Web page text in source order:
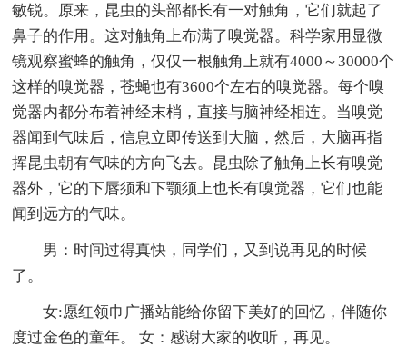
敏锐。原来，昆虫的头部都长有一对触角，它们就起了
鼻子的作用。这对触角上布满了嗅觉器。科学家用显微
镜观察蜜蜂的触角，仅仅一根触角上就有4000～30000个
这样的嗅觉器，苍蝇也有3600个左右的嗅觉器。每个嗅
觉器内都分布着神经末梢，直接与脑神经相连。当嗅觉
器闻到气味后，信息立即传送到大脑，然后，大脑再指
挥昆虫朝有气味的方向飞去。昆虫除了触角上长有嗅觉
器外，它的下唇须和下颚须上也长有嗅觉器，它们也能
闻到远方的气味。
男：时间过得真快，同学们，又到说再见的时候
了。
女:愿红领巾广播站能给你留下美好的回忆，伴随你
度过金色的童年。 女：感谢大家的收听，再见。